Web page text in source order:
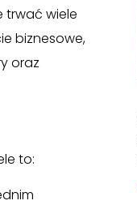
trwać wiele
biznesowe,
oraz
to: